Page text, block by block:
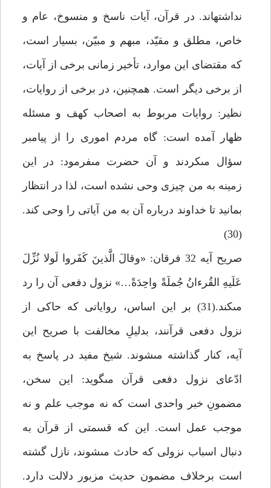
نداشته‏اند. در قرآن، آيات ناسخ و منسوخ، عام و
خاص، مطلق و مقيّد، مبهم و مبيّن، بسيار است،
كه مقتضاى اين موارد، تأخير زمانى برخى از آيات،
از برخى ديگر است. هم‏چنين، در برخى از روايات،
نظير: روايات مربوط به اصحاب كهف و مسئله
ظهار آمده است: گاه مردم امورى را از پيامبر
سؤال مى‏كردند و آن حضرت مى‏فرمود: در اين
زمينه به من چيزى وحى نشده است، لذا در انتظار
بمانيد تا خداوند درباره آن به من آياتى را وحى كند.
(30)
صريح آيه 32 فرقان: «وقالَ الَّذينَ كَفَروا لَولا نُزِّلَ
عَلَيهِ القُرءانُ جُملَةً واحِدَةً…» نزول دفعى آن را رد
مى‏كند.(31) بر اين اساس، رواياتى كه حاكى از
نزول دفعى قرآنند، بدليلِ مخالفت با صريح اين
آيه، كنار گذاشته مى‏شوند. شيخ مفيد در پاسخ به
ادّعاى نزول دفعى قرآن مى‏گويد: اين سخن،
مضمونِ خبر واحدى است كه نه موجب علم و نه
موجب عمل است. اين كه قسمتى از قرآن به
دنبال اسباب نزولى كه حادث مى‏شوند، نازل گشته
است برخلاف مضمون حديث مزبور دلالت دارد.